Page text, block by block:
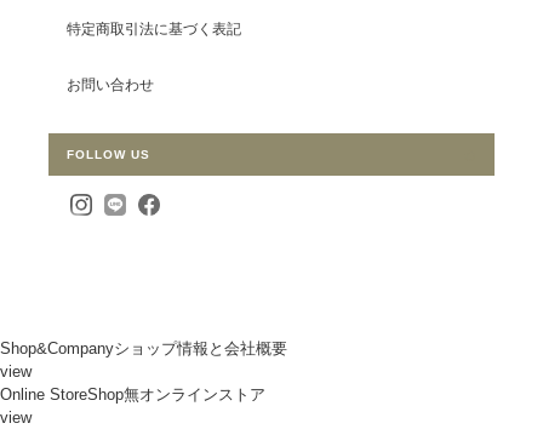
特定商取引法に基づく表記
お問い合わせ
FOLLOW US
Shop&Companyショップ情報と会社概要
view
Online StoreShop無オンラインストア
view